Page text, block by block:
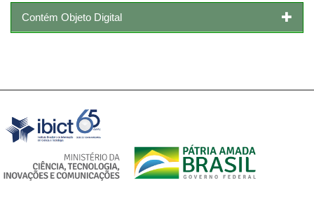
Contém Objeto Digital